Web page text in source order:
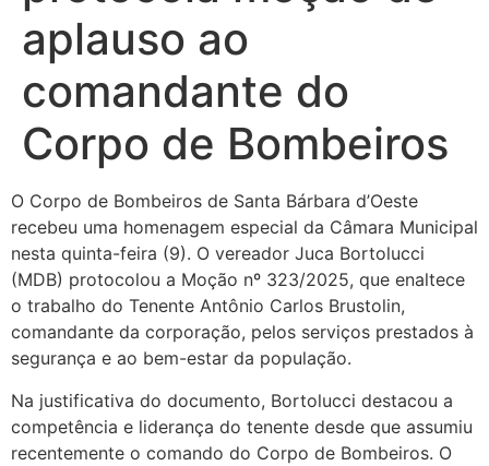
aplauso ao
comandante do
Corpo de Bombeiros
O Corpo de Bombeiros de Santa Bárbara d’Oeste
recebeu uma homenagem especial da Câmara Municipal
nesta quinta-feira (9). O vereador Juca Bortolucci
(MDB) protocolou a Moção nº 323/2025, que enaltece
o trabalho do Tenente Antônio Carlos Brustolin,
comandante da corporação, pelos serviços prestados à
segurança e ao bem-estar da população.
Na justificativa do documento, Bortolucci destacou a
competência e liderança do tenente desde que assumiu
recentemente o comando do Corpo de Bombeiros. O